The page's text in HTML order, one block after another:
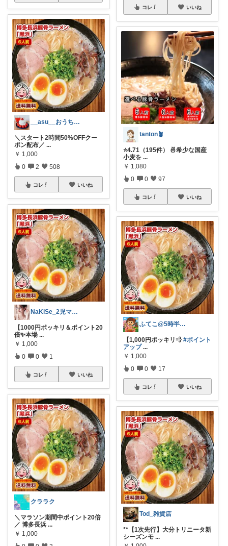
__asu__おうちカフェ⑅︎◡̈︎*
＼スタート2時間50%OFFクー
ポン配布／ ...
￥ 1,000
0 2 508
コレ いいね
NaKiSe_2児ママ🌸訪問感謝です
【1000円ポッキリ＆ポイント20
倍✨本場 ...
￥ 1,000
0 0 1
コレ いいね
クララク
＼マラソン期間中ポイント20倍
／ 博多長浜 ...
￥ 1,000
コレ いいね
tanton🪴
⭐4.71（195件） 🍜希少な国産
小麦を ...
￥ 1,080
0 0 97
コレ いいね
ふてこ@5時半頃ｺﾚ/京都のｲｲもの🍵
【1,000円ポッキリ💨 #ポイント
アップ ...
￥ 1,000
0 0 17
コレ いいね
Tod_雑貨店
**【1次先行】大分トリニータ新
シーズンモ ...